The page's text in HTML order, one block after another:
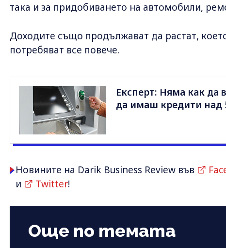
така и за придобиването на автомобили,
Доходите също продължават да растат,
потребяват все повече.
Експерт: Няма как да
да имаш кредити над
Новините на Darik Business Review във
и
Twitter!
Още по темата